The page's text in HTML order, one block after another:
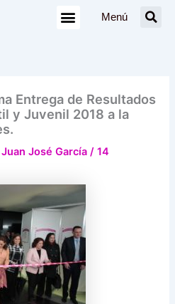
Menú
Entrega de Resultados
y Juvenil 2018 a la
Juan José García/14